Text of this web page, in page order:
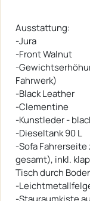
Ausstattung:
-Jura
-Front Walnut
-
Fahrwerk)
-Black Leather
-Clementine
-Kunstleder -
-Dieseltank 90 L
-Sofa
gesamt), inkl.
Tisch durch
-